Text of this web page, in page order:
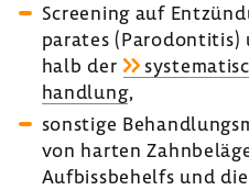
Scree­ning auf
pa­rates
halb der
hand­lung,
sons­tige
von harten
Aufbiss­be­helfs und